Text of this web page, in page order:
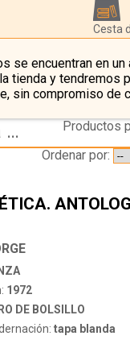
Cesta
se encuentran en un
tienda y tendremos
sin compromiso de
Resultado de la búsqueda de autor guillen,-jorge
Productos
Ordenar por:
1972
DE BOLSILLO
tapa blanda